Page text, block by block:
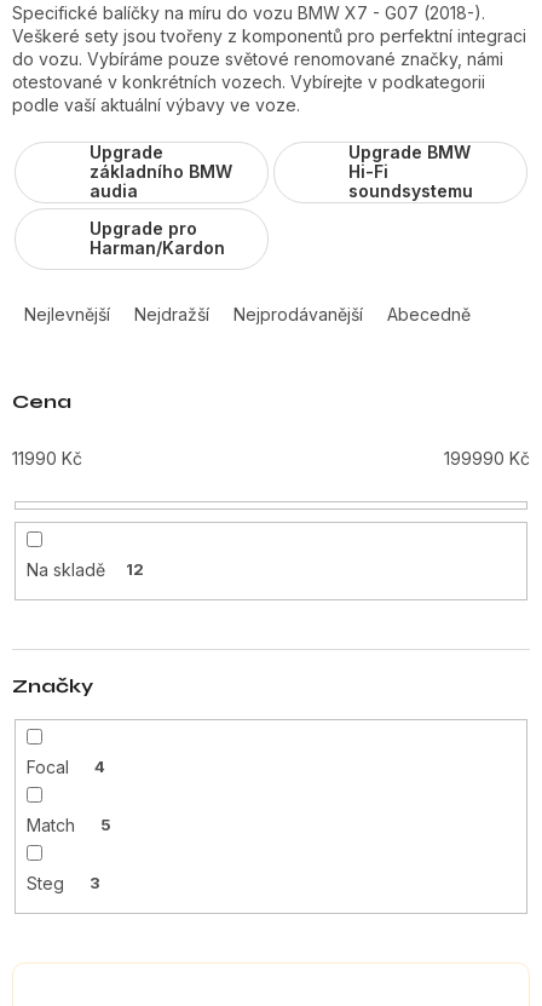
Specifické balíčky na míru do vozu BMW X7 - G07 (2018-).
Veškeré sety jsou tvořeny z komponentů pro perfektní integraci
do vozu. Vybíráme pouze světové renomované značky, námi
otestované v konkrétních vozech. Vybírejte v podkategorii
podle vaší aktuální výbavy ve voze.
Upgrade
základního BMW
audia
Upgrade BMW
Hi-Fi
soundsystemu
Upgrade pro
Harman/Kardon
a
n
í
r
o
d
u
t
Nejlevnější Nejdražší Nejprodávanější Abecedně
Cena
11990 Kč 199990 Kč
Na skladě 12
Značky
Focal 4
Match 5
Steg 3
V